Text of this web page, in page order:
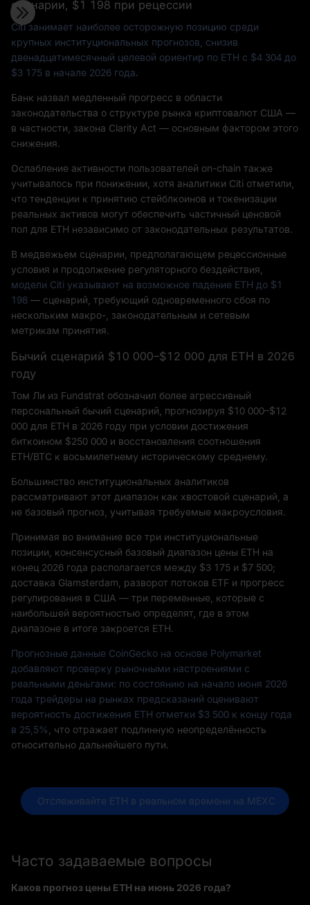
сценарии, $1 198 при рецессии
Citi занимает наиболее осторожную позицию среди
крупных институциональных прогнозов, снизив
двенадцатимесячный целевой ориентир по ETH с $4 304 до
$3 175 в начале 2026 года.
Банк назвал медленный прогресс в области
законодательства о структуре рынка криптовалют США —
в частности, закона Clarity Act — основным фактором этого
снижения.
Ослабление активности пользователей on-chain также
учитывалось при понижении, хотя аналитики Citi отметили,
что тенденции к принятию стейблкоинов и токенизации
реальных активов могут обеспечить частичный ценовой
пол для ETH независимо от законодательных результатов.
В медвежьем сценарии, предполагающем рецессионные
условия и продолжение регуляторного бездействия,
модели Citi указывают на возможное падение ETH до $1
198 — сценарий, требующий одновременного сбоя по
нескольким макро-, законодательным и сетевым
метрикам принятия.
Бычий сценарий $10 000–$12 000 для ETH в 2026
году
Том Ли из Fundstrat обозначил более агрессивный
персональный бычий сценарий, прогнозируя $10 000–$12
000 для ETH в 2026 году при условии достижения
биткоином $250 000 и восстановления соотношения
ETH/BTC к восьмилетнему историческому среднему.
Большинство институциональных аналитиков
рассматривают этот диапазон как хвостовой сценарий, а
не базовый прогноз, учитывая требуемые макроусловия.
Принимая во внимание все три институциональные
позиции, консенсусный базовый диапазон цены ETH на
конец 2026 года располагается между $3 175 и $7 500;
доставка Glamsterdam, разворот потоков ETF и прогресс
регулирования в США — три переменные, которые с
наибольшей вероятностью определят, где в этом
диапазоне в итоге закроется ETH.
Прогнозные данные CoinGecko на основе Polymarket
добавляют проверку рыночными настроениями с
реальными деньгами: по состоянию на начало июня 2026
года трейдеры на рынках предсказаний оценивают
вероятность достижения ETH отметки $3 500 к концу года
в 25,5%
, что отражает подлинную неопределённость
относительно дальнейшего пути.
Отслеживайте ETH в реальном времени на MEXC
Часто задаваемые вопросы
Каков прогноз цены ETH на июнь 2026 года?